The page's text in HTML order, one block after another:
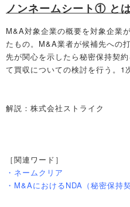
ノンネームシート① と
M&A対象企業の概要を対象企業
たもの。M&A業者が候補先への
先が関心を示したら秘密保持契
て買収についての検討を行う。1
解説：株式会社ストライク
［関連ワード］
・ネームクリア
・M&AにおけるNDA（秘密保持契